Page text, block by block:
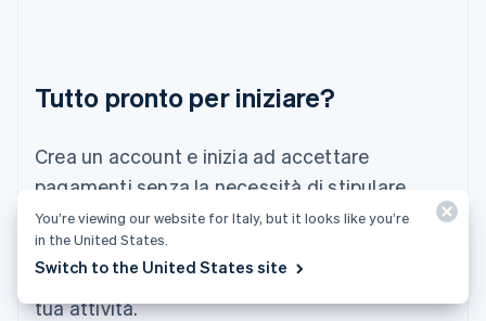
Tutto pronto per iniziare?
Crea un account e inizia ad accettare
pagamenti senza la necessità di stipulare
contratti o di comunicare le tue coordinate
bancarie. In alternativa, contattaci per
progettare un pacchetto personalizzato per la
tua attività.
Lituania
Lussemburgo
Deutsch English
English简体中文
Malta
English
EspañolEnglish
You’re viewing our website for Italy, but it looks like you’re
in the United States.
Switch to the United States site